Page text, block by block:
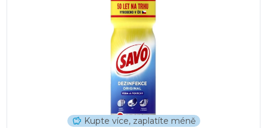
Kupte více, zaplatíte méně